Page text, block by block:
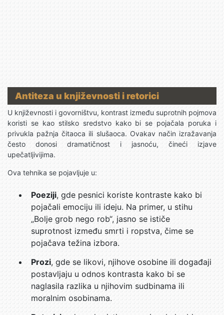
Antiteza u književnosti i retorici
U književnosti i govorništvu, kontrast između suprotnih pojmova
koristi se kao stilsko sredstvo kako bi se pojačala poruka i
privukla pažnja čitaoca ili slušaoca. Ovakav način izražavanja
često donosi dramatičnost i jasnoću, čineći izjave
upečatljivijima.
Ova tehnika se pojavljuje u:
Poeziji, gde pesnici koriste kontraste kako bi
pojačali emociju ili ideju. Na primer, u stihu
„Bolje grob nego rob“, jasno se ističe
suprotnost između smrti i ropstva, čime se
pojačava težina izbora.
Prozi, gde se likovi, njihove osobine ili događaji
postavljaju u odnos kontrasta kako bi se
naglasila razlika u njihovim sudbinama ili
moralnim osobinama.